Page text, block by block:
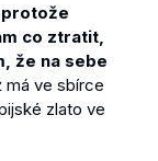
co ztratit,
že na sebe
má ve sbírce
zlato ve